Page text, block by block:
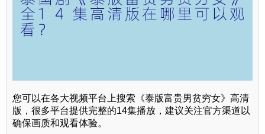
您可以在各大视频平台上搜索《泰版富贵男贫穷女》高清
版，很多平台提供完整的14集播放，建议关注官方渠道以
确保画质和观看体验。